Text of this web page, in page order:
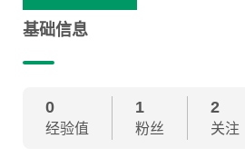
基础信息
0
经验值
1
粉丝
2
关注